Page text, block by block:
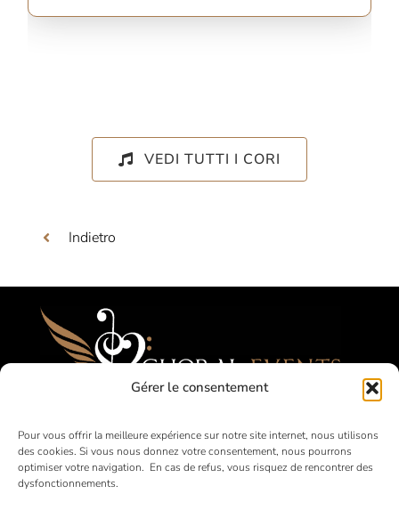
Gérer le consentement
Pour vous offrir la meilleure expérience sur notre site internet, nous utilisons
des cookies. Si vous nous donnez votre consentement, nous pourrons
optimiser votre navigation. En cas de refus, vous risquez de rencontrer des
dysfonctionnements.
VEDI TUTTI I CORI
Indietro
Festival, Concorsi, Tournées per Cori
Amatoriali